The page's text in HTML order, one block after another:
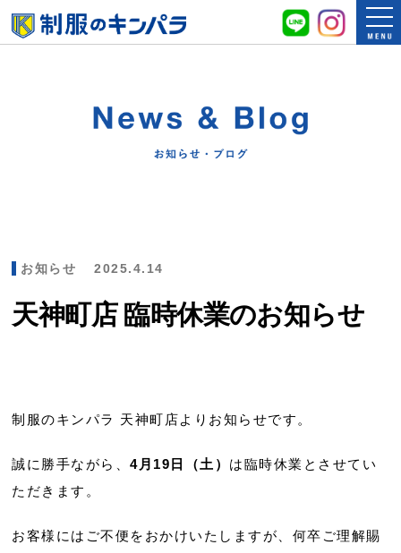
お知らせ 2025.4.14
天神町店 臨時休業のお知らせ
制服のキンパラ 天神町店よりお知らせです。
誠に勝手ながら、4月19日（土） は臨時休業とさせてい
ただきます。
お客様にはご不便をおかけいたしますが、何卒ご理解賜